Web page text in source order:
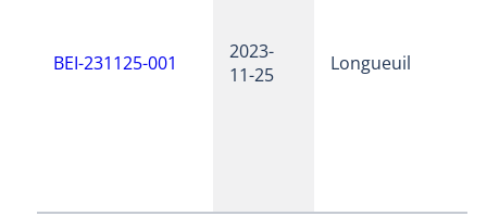
BEI-231125-001
2023-
11-25
Longueuil